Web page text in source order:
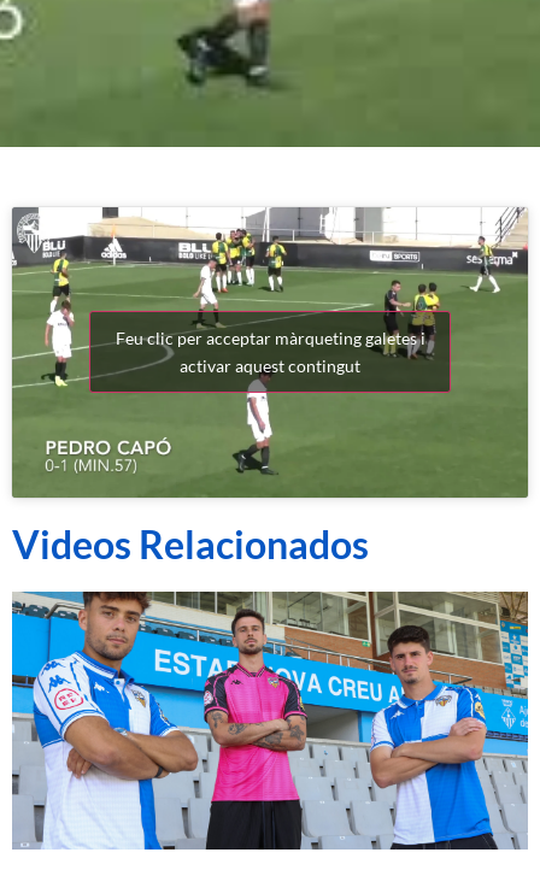
Feu clic per acceptar màrqueting galetes i
activar aquest contingut
Videos Relacionados